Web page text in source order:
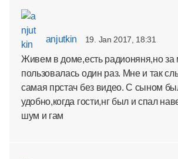
anjutkin 19. Jan 2017, 18:31
Живем в доме,есть радионяня,но за
пользовалась один раз. Мне и так
самая прстач без видео. С сыном
удобно,когда гости,нг был и спал
шум и гам